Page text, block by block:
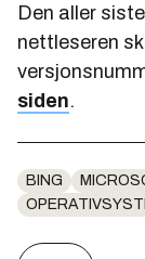
Den aller
nettleseren
siden.
BING